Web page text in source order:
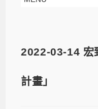
2022-03-14 宏
計畫」